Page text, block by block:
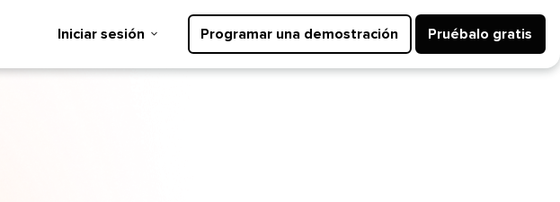
Iniciar sesión​​ Programar una demostración​​ Pruébalo gratis​​